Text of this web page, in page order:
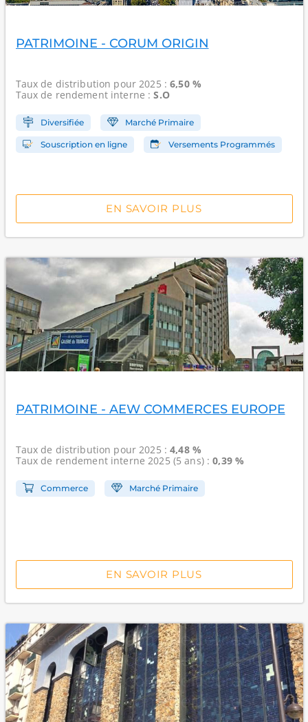
PATRIMOINE - CORUM ORIGIN
Taux de distribution pour 2025 :6,50 %
Taux de rendement interne :S.O
Diversifiée Marché Primaire
Souscription en ligne Versements Programmés
EN SAVOIR PLUS
PATRIMOINE - AEW COMMERCES EUROPE
Taux de distribution pour 2025 :4,48 %
Taux de rendement interne2025 (5 ans) :0,39 %
Commerce Marché Primaire
EN SAVOIR PLUS